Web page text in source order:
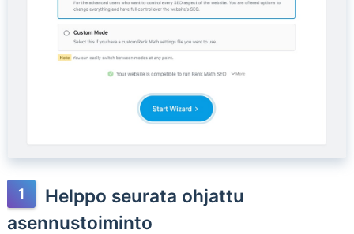
Helppo seurata ohjattu
asennustoiminto